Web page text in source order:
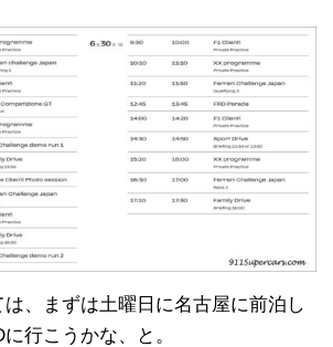
、まずは土曜日に名古屋に前泊し
行こうかな、と。